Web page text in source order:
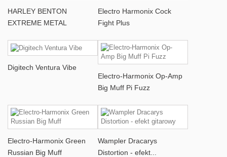
HARLEY BENTON
EXTREME METAL
Electro Harmonix Cock
Fight Plus
Digitech Ventura Vibe
Electro-Harmonix Op-Amp
Big Muff Pi Fuzz
Electro-Harmonix Green
Russian Big Muff
Wampler Dracarys
Distortion - efekt...